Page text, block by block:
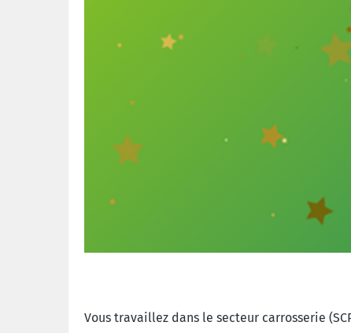
Vous travaillez dans le secteur carrosserie